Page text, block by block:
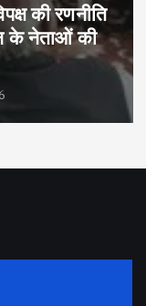
की रणनीति
के नेताओं की